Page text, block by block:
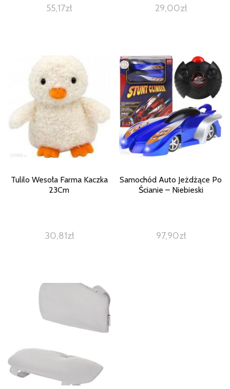
55,17zł 29,00zł
Tulilo Wesoła Farma Kaczka
23Cm
30,81zł
Samochód Auto Jeżdżące Po
Ścianie – Niebieski
97,90zł